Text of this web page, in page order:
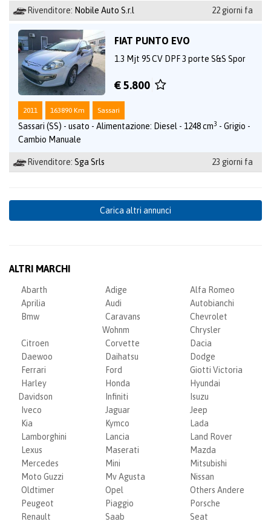
Rivenditore: Nobile Auto S.r.l 22 giorni fa
FIAT PUNTO EVO
1.3 Mjt 95 CV DPF 3 porte S&S Spor
€ 5.800
2011 163890 Km Sassari
Sassari (SS) - usato - Alimentazione: Diesel - 1248 cm3 - Grigio -
Cambio Manuale
Rivenditore: Sga Srls 23 giorni fa
Carica altri annunci
ALTRI MARCHI
Abarth Adige
Alfa Romeo
Aprilia
Audi
Autobianchi
Bmw
Caravans
Wohnm
Chevrolet
Chrysler
Citroen
Corvette
Dacia
Daewoo
Daihatsu
Dodge
Ferrari
Ford
Giotti Victoria
Harley
Davidson
Honda
Hyundai
Infiniti
Isuzu
Iveco
Jaguar
Jeep
Kia
Kymco
Lada
Lamborghini
Lancia
Land Rover
Lexus
Maserati
Mazda
Mercedes
Mini
Mitsubishi
Moto Guzzi
Mv Agusta
Nissan
Oldtimer
Opel
Others Andere
Peugeot
Piaggio
Porsche
Renault
Saab
Seat